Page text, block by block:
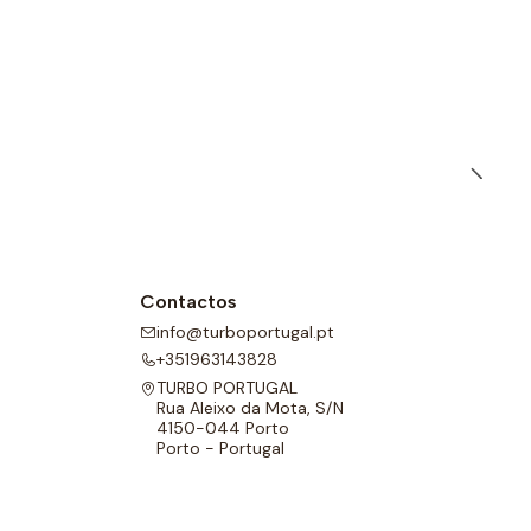
Contactos
info@turboportugal.pt
+351963143828
TURBO PORTUGAL
Rua Aleixo da Mota, S/N
4150-044 Porto
Porto - Portugal